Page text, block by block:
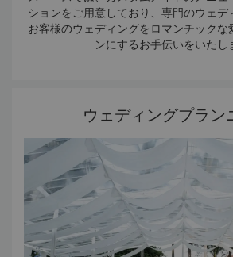
ションをご用意しており、専門のウェ
お客様のウェディングをロマンチックな
ンにするお手伝いをいたし
ウェディングプラン